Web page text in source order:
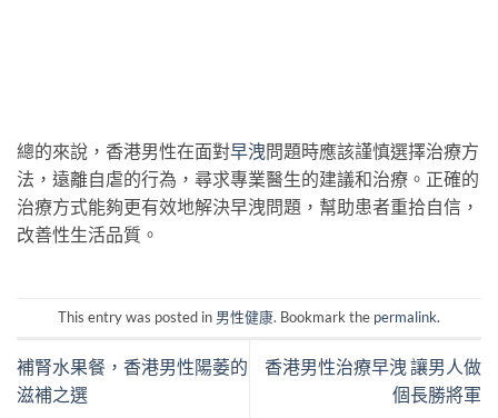
總的來說，香港男性在面對早洩問題時應該謹慎選擇治療方
法，遠離自虐的行為，尋求專業醫生的建議和治療。正確的
治療方式能夠更有效地解決早洩問題，幫助患者重拾自信，
改善性生活品質。
This entry was posted in 男性健康. Bookmark the permalink.
補腎水果餐，香港男性陽萎的
滋補之選
香港男性治療早洩 讓男人做
個長勝將軍